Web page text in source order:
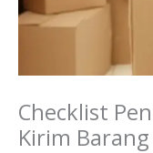
Checklist
Kirim